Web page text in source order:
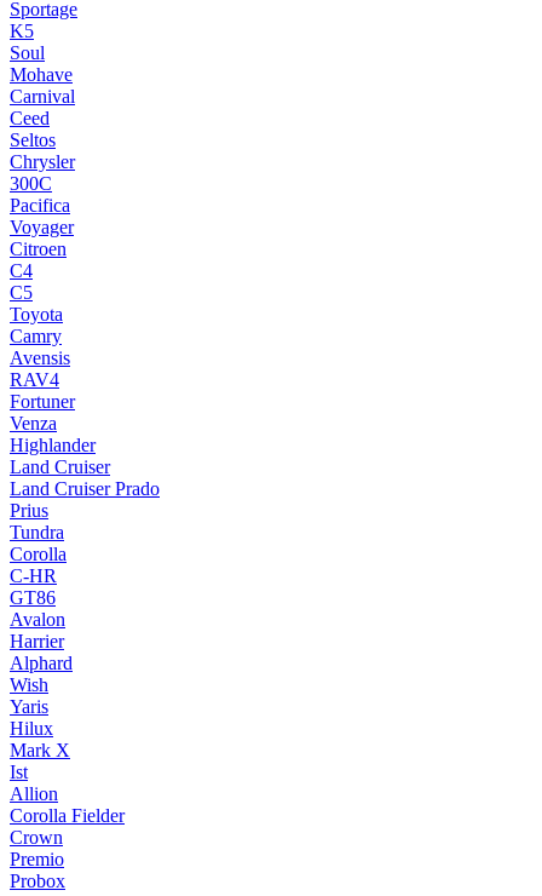
Sportage
K5
Soul
Mohave
Carnival
Ceed
Seltos
Chrysler
300C
Pacifica
Voyager
Citroen
C4
C5
Toyota
Camry
Avensis
RAV4
Fortuner
Venza
Highlander
Land Cruiser
Land Cruiser Prado
Prius
Tundra
Corolla
C-HR
GT86
Avalon
Harrier
Alphard
Wish
Yaris
Hilux
Mark X
Ist
Allion
Corolla Fielder
Crown
Premio
Probox